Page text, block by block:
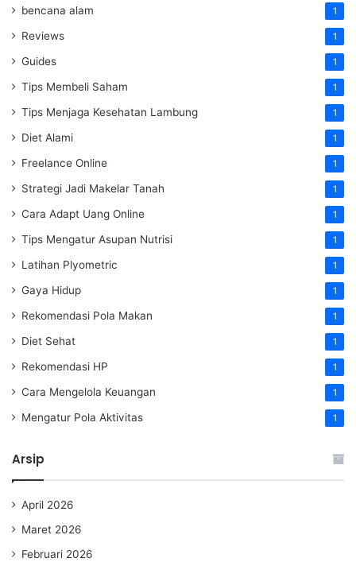
bencana alam 1
Reviews 1
Guides 1
Tips Membeli Saham 1
Tips Menjaga Kesehatan Lambung 1
Diet Alami 1
Freelance Online 1
Strategi Jadi Makelar Tanah 1
Cara Adapt Uang Online 1
Tips Mengatur Asupan Nutrisi 1
Latihan Plyometric 1
Gaya Hidup 1
Rekomendasi Pola Makan 1
Diet Sehat 1
Rekomendasi HP 1
Cara Mengelola Keuangan 1
Mengatur Pola Aktivitas 1
Arsip
April 2026
Maret 2026
Februari 2026